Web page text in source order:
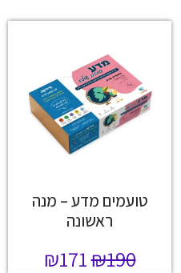
טועמים מדע – מנה
ראשונה
₪190
₪171